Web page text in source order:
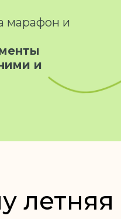
марафон и
и
летняя